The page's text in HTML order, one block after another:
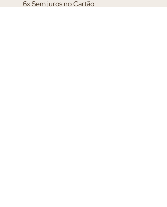
6x Sem juros no Cartão